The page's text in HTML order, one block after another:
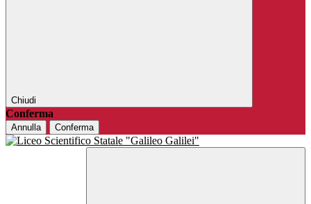
Chiudi
Conferma
Annulla Conferma